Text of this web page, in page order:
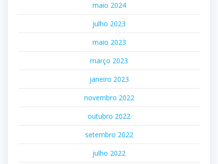
maio 2024
julho 2023
maio 2023
março 2023
janeiro 2023
novembro 2022
outubro 2022
setembro 2022
julho 2022